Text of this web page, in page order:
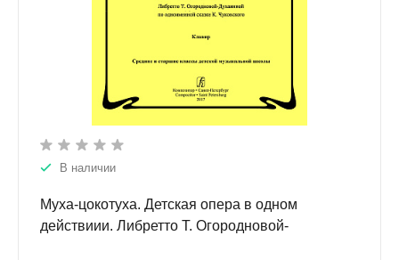
В наличии
Муха-цокотуха. Детская опера в одном
действиии. Либретто Т. Огородновой-